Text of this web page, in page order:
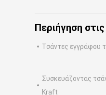
Περιήγηση
Τσάντες εγγράφου
Συσκευάζοντας
Kraft